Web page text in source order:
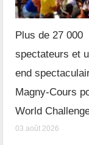
Plus de 27 000
spectateurs et
end
Magny-Cours
World
03 août 2026